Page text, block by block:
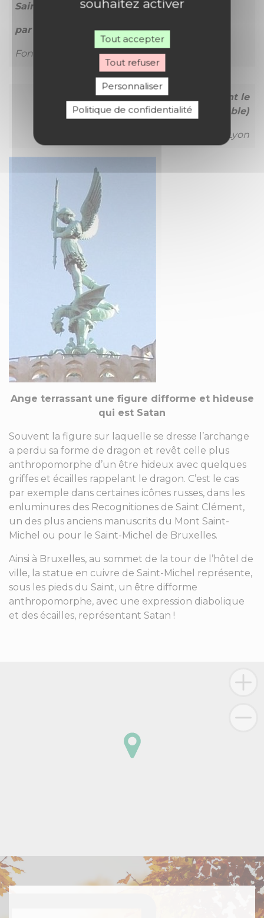
Saint Michel terrassant le dragon (le diable)
par Francisque DURET
Fontaine Saint-Michel de Paris
Statue de l’archange Michel terrassant le
dragon (le diable)
à la Basilique de Fourvière à Lyon
Ange terrassant une figure difforme et hideuse
qui est Satan
Souvent la figure sur laquelle se dresse l’archange
a perdu sa forme de dragon et revêt celle plus
anthropomorphe d’un être hideux avec quelques
griffes et écailles rappelant le dragon. C’est le cas
par exemple dans certaines icônes russes, dans les
enluminures des Recognitiones de Saint Clément,
un des plus anciens manuscrits du Mont Saint-
Michel ou pour le Saint-Michel de Bruxelles.
Ainsi à Bruxelles, au sommet de la tour de l’hôtel de
ville, la statue en cuivre de Saint-Michel représente,
sous les pieds du Saint, un être difforme
anthropomorphe, avec une expression diabolique
et des écailles, représentant Satan !
souhaitez activer
Tout accepter
Tout refuser
Personnaliser
Politique de confidentialité